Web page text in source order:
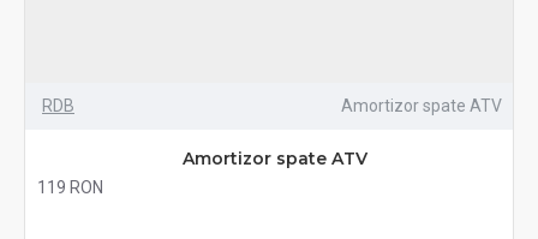
RDB Amortizor spate ATV
Amortizor spate ATV
119 RON